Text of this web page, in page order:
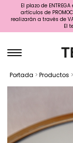
El plazo de
artículos de
realizarán a través de
El
Portada > Productos >